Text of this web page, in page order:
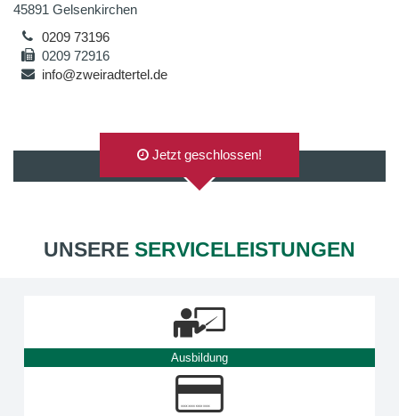
45891 Gelsenkirchen
0209 73196
0209 72916
info@zweiradtertel.de
AUF GOOGLEMAPS ANZEIGEN
Jetzt geschlossen!
UNSERE SERVICELEISTUNGEN
Ausbildung